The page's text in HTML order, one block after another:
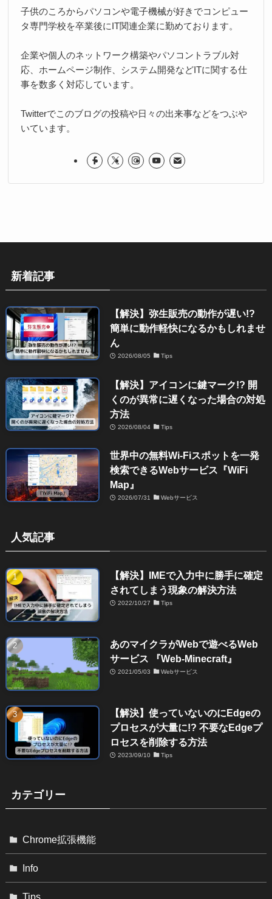
子供のころからパソコンや電子機械が好きでコンピュー
タ専門学校を卒業後にIT関連企業に勤めております。
企業や個人のネットワーク構築やパソコントラブル対
応、ホームページ制作、システム開発などITに関する仕
事を数多く対応しています。
Twitterでこのブログの投稿や日々の出来事などをつぶや
いています。
新着記事
【解決】弥生販売の動作が遅い!?
簡単に動作軽快になるかもしれませ
ん
2026/08/05 Tips
【解決】アイコンに鍵マーク!? 開
くのが異常に遅くなった場合の対処
方法
2026/08/04 Tips
世界中の無料Wi-Fiスポットを一発
検索できるWebサービス『WiFi
Map』
2026/07/31 Webサービス
人気記事
【解決】IMEで入力中に勝手に確定
されてしまう現象の解決方法
2022/10/27 Tips
あのマイクラがWebで遊べるWeb
サービス 『Web-Minecraft』
2021/05/03 Webサービス
【解決】使っていないのにEdgeの
プロセスが大量に!? 不要なEdgeプ
ロセスを削除する方法
2023/09/10 Tips
カテゴリー
Chrome拡張機能
Info